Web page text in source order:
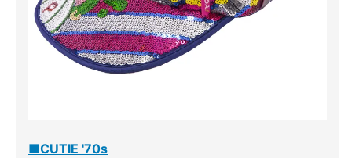
■CUTIE '70s